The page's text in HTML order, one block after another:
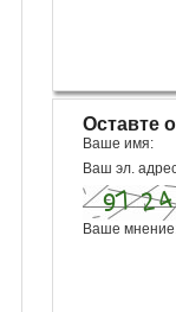
Оставте
Ваше имя:
Ваш эл.
Ваше